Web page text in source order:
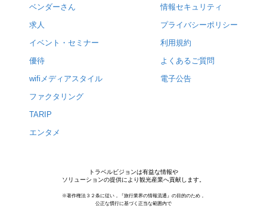
ベンダーさん
求人
イベント・セミナー
優待
wifiメディアスタイル
ファクタリング
TARIP
エンタメ
情報セキュリティ
プライバシーポリシー
利用規約
よくあるご質問
電子公告
トラベルビジョンは有益な情報や
ソリューションの提供により観光産業へ貢献します。
※著作権法３２条に従い，『旅行業界の情報流通』の目的のため，
公正な慣行に基づく正当な範囲内で